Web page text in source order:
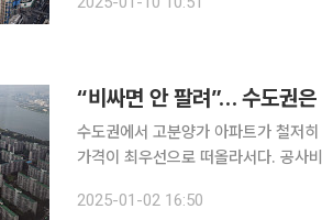
년 1468만 원을 기록한 이후 3년 만
“비싸면 안 팔려”… 수도권
수도권에서 고분양가 아파트가 철저
가격이 최우선으로 떠올라서다. 공사
‘그란츠 리버파크’는 여전히 미분양
2025-01-02 16:50